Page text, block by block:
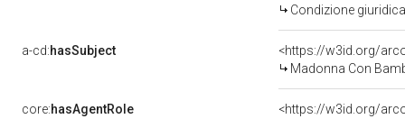
Condizione
a-cd:hasSubject
<https://w3id.org/
Madonna Con
core:hasAgentRole
<https://w3id.org/